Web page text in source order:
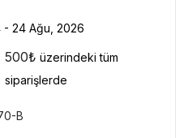
- 24 Ağu, 2026
500₺ üzerindeki tüm
siparişlerde
B